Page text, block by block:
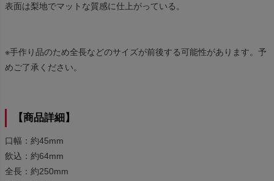
表面は梨地でマットな質感に仕上がっている。
※手作り品のため全長などのサイズが前後する可能性があります。予
めご了承ください。
【商品詳細】
口幅：約45mm
飲込：約64mm
全長：約250mm